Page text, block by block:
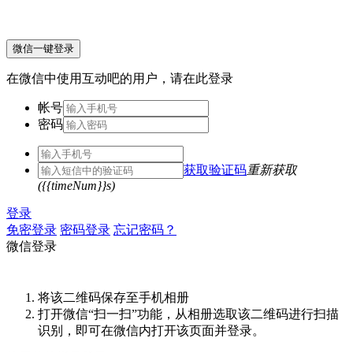
微信一键登录
在微信中使用互动吧的用户，请在此登录
帐号
密码
获取验证码重新获取
({{timeNum}}s)
登录
免密登录 密码登录 忘记密码？
微信登录
将该二维码保存至手机相册
打开微信“扫一扫”功能，从相册选取该二维码进行扫描
识别，即可在微信内打开该页面并登录。